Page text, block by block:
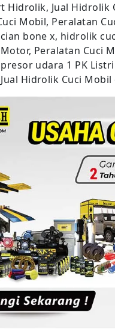
Hidrolik, Jual Hidrolik
Mobil, Peralatan
bone x, hidrolik
Peralatan Cuci
udara 1 PK
Hidrolik Cuci